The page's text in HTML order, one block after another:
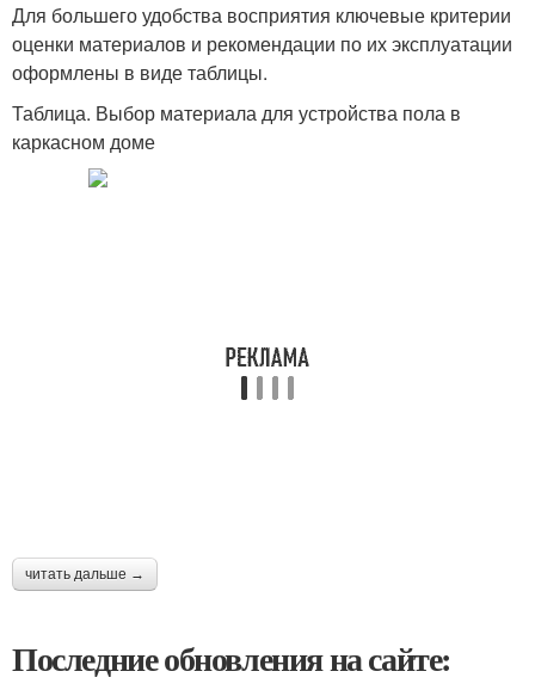
Для большего удобства восприятия ключевые критерии
оценки материалов и рекомендации по их эксплуатации
оформлены в виде таблицы.
Таблица. Выбор материала для устройства пола в
каркасном доме
читать дальше →
Последние обновления на сайте: